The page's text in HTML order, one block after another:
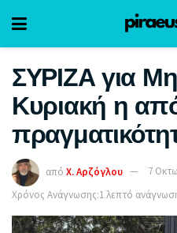
ΣΥΡΙΖΑ για
Κυριακή η
από Χ. Αρζόγλου
7
Χρόνος Ανάγνωσης:1 λεπτό